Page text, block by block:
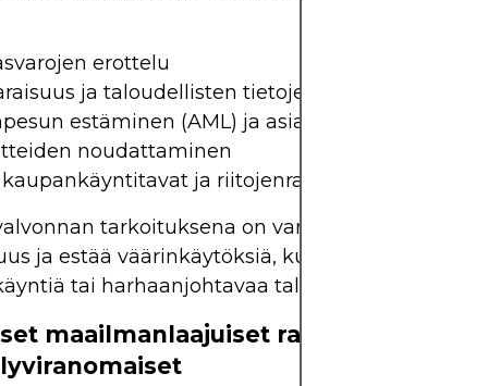
erottelu
ja taloudellisten tietojen julkistaminen
estäminen (AML) ja asiakkaan tunteminen
noudattaminen
ja riitojenratkaisumekanismit
tarkoituksena on varmistaa sijoittajien
ja estää väärinkäytöksiä, kuten petoksia,
tai harhaanjohtavaa taloudellista
maailmanlaajuiset rahoitusalan